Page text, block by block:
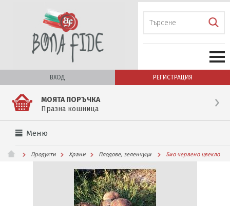
ВХОД РЕГИСТРАЦИЯ
МОЯТА ПОРЪЧКА
Празна кошница
Меню
Продукти Храни Плодове, зеленчуци Био червено цвекло